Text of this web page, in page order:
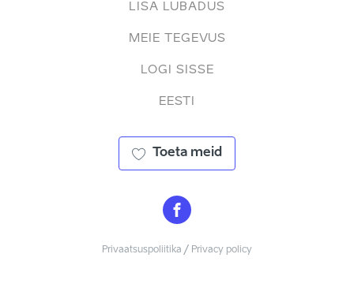
LISA LUBADUS
MEIE TEGEVUS
LOGI SISSE
EESTI
Toeta meid
Privaatsuspoliitika / Privacy policy